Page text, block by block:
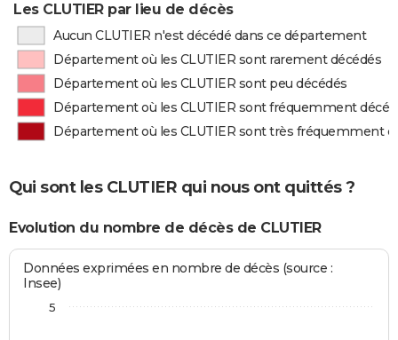
Les CLUTIER par lieu de décès
Aucun CLUTIER n'est décédé dans ce département
Département où les CLUTIER sont rarement décédés
Département où les CLUTIER sont peu décédés
Département où les CLUTIER sont fréquemment
Département où les CLUTIER sont très fréquemment
Qui sont les CLUTIER qui nous ont quittés ?
Evolution du nombre de décès de CLUTIER
Données exprimées en nombre de décès (source :
Insee)
5